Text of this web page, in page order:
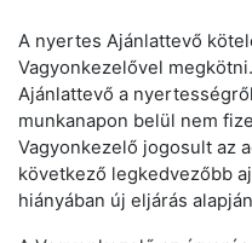
A nyertes Ajánlattevő
Vagyonkezelővel
Ajánlattevő a
munkanapon belül nem
Vagyonkezelő jogosult az
következő legkedvezőbb
hiányában új eljárás